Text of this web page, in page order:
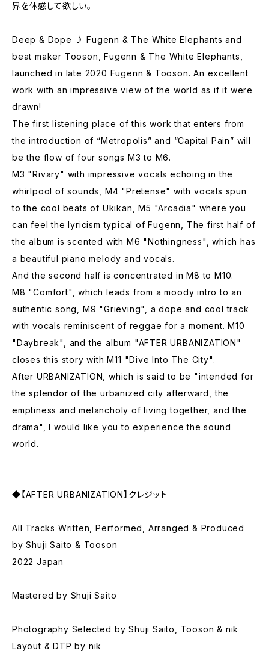
界を体感して欲しい。
Deep & Dope ♪ Fugenn & The White Elephants and
beat maker Tooson, Fugenn & The White Elephants,
launched in late 2020 Fugenn & Tooson. An excellent
work with an impressive view of the world as if it were
drawn!
The first listening place of this work that enters from
the introduction of “Metropolis” and “Capital Pain” will
be the flow of four songs M3 to M6.
M3 "Rivary" with impressive vocals echoing in the
whirlpool of sounds, M4 "Pretense" with vocals spun
to the cool beats of Ukikan, M5 "Arcadia" where you
can feel the lyricism typical of Fugenn, The first half of
the album is scented with M6 "Nothingness", which has
a beautiful piano melody and vocals.
And the second half is concentrated in M8 to M10.
M8 "Comfort", which leads from a moody intro to an
authentic song, M9 "Grieving", a dope and cool track
with vocals reminiscent of reggae for a moment. M10
"Daybreak", and the album "AFTER URBANIZATION"
closes this story with M11 "Dive Into The City".
After URBANIZATION, which is said to be "intended for
the splendor of the urbanized city afterward, the
emptiness and melancholy of living together, and the
drama", I would like you to experience the sound
world.
◆【AFTER URBANIZATION】クレジット
All Tracks Written, Performed, Arranged & Produced
by Shuji Saito & Tooson
2022 Japan
Mastered by Shuji Saito
Photography Selected by Shuji Saito, Tooson & nik
Layout & DTP by nik